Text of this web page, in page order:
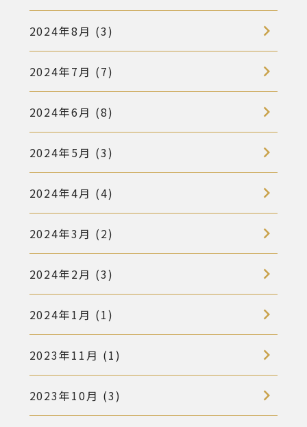
2024年8月 (3)
2024年7月 (7)
2024年6月 (8)
2024年5月 (3)
2024年4月 (4)
2024年3月 (2)
2024年2月 (3)
2024年1月 (1)
2023年11月 (1)
2023年10月 (3)